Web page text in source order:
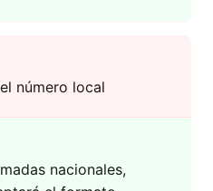
número local
nacionales,